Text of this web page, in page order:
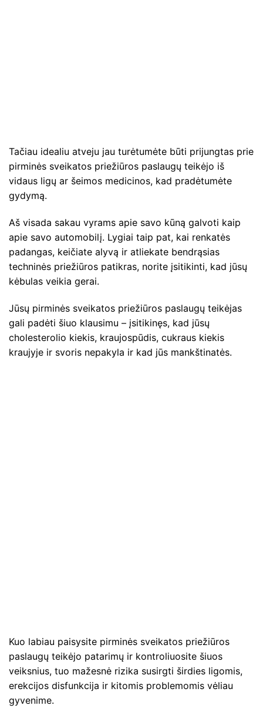
Tačiau idealiu atveju jau turėtumėte būti prijungtas prie
pirminės sveikatos priežiūros paslaugų teikėjo iš
vidaus ligų ar šeimos medicinos, kad pradėtumėte
gydymą.
Aš visada sakau vyrams apie savo kūną galvoti kaip
apie savo automobilį. Lygiai taip pat, kai renkatės
padangas, keičiate alyvą ir atliekate bendrąsias
techninės priežiūros patikras, norite įsitikinti, kad jūsų
kėbulas veikia gerai.
Jūsų pirminės sveikatos priežiūros paslaugų teikėjas
gali padėti šiuo klausimu – įsitikinęs, kad jūsų
cholesterolio kiekis, kraujospūdis, cukraus kiekis
kraujyje ir svoris nepakyla ir kad jūs mankštinatės.
Kuo labiau paisysite pirminės sveikatos priežiūros
paslaugų teikėjo patarimų ir kontroliuosite šiuos
veiksnius, tuo mažesnė rizika susirgti širdies ligomis,
erekcijos disfunkcija ir kitomis problemomis vėliau
gyvenime.